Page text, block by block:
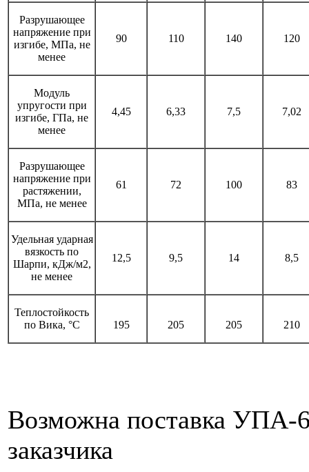
Разрушающее
напряжение при
изгибе, МПа, не
менее
90 110 140 120
Модуль
упругости при
изгибе, ГПа, не
менее
4,45 6,33 7,5 7,02
Разрушающее
напряжение при
растяжении,
МПа, не менее
61 72 100 83
Удельная ударная
вязкость по
Шарпи, кДж/м2,
не менее
12,5 9,5 14 8,5
Теплостойкость
по Вика, °С
195 205 205 210
Возможна поставка
заказчика